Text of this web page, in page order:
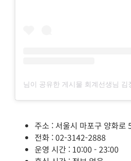
주소 : 서울시 마포구 양화로
전화 : 02-3142-2888
운영 시간 : 10:00 - 23:00